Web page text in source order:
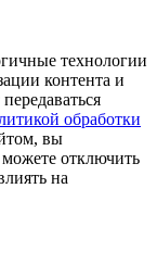
технологии
контента и
обработки
вы
отключить
на